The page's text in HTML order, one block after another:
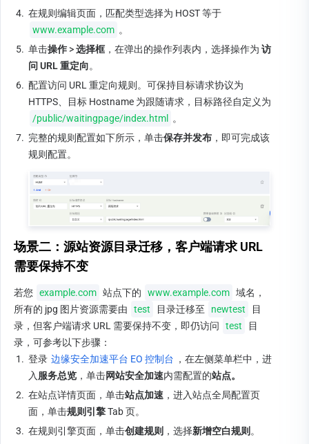
4. 在规则编辑页面，匹配类型选择为 HOST 等于
www.example.com 。
5. 单击操作 > 选择框，在弹出的操作列表内，选择操作为 访
问 URL 重定向。
6. 配置访问 URL 重定向规则。可保持目标请求协议为
HTTPS、目标 Hostname 为跟随请求，目标路径自定义为
/public/waitingpage/index.html
。
7. 完整的规则配置如下所示，单击保存并发布 ，即可完成该
规则配置。
场景二：源站资源目录迁移，客户端请求 URL
需要保持不变
若您 example.com 站点下的 www.example.com 域名，
所有的 jpg 图片资源需要由
test 目录迁移至 newtest
目
录，但客户端请求 URL 需要保持不变，即仍访问
test
目
录，可参考以下步骤：
1. 登录 边缘安全加速平台 EO 控制台 ，在左侧菜单栏中，进
入 服务总览 ，单击网站安全加速内需配置的站点。
2. 在站点详情页面，单击站点加速 ，进入站点全局配置页
面，单击规则引擎 Tab 页。
3. 在规则引擎页面，单击创建规则 ，选择新增空白规则。